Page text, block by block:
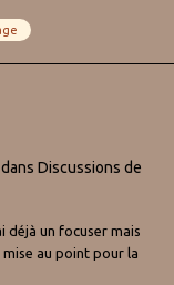
dans Discussions de
déjà un focuser mais
au point pour la